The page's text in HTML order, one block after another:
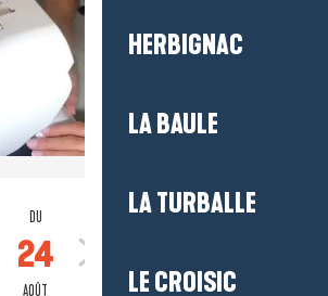
HERBIGNAC
LA BAULE
LA TURBALLE
LE CROISIC
et coordonnées
DU
24
AOÛT
AU
AOÛT